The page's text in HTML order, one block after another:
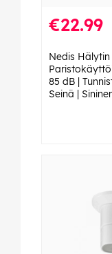
€22.99
Nedis
85 dB |
Seinä |